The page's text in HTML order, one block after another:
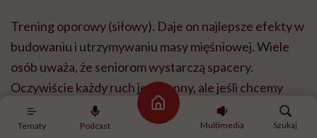
Tematy Podcast
Strona główna
Multimedia
Szukaj
Trening oporowy (siłowy). Daje on najlepsze efekty w
budowaniu i utrzymywaniu masy mięśniowej. Wiele
osób uważa, że seniorom wystarczą spacery.
Oczywiście każdy ruch jest cenny, ale jeśli chcemy
skutecznie chronić mięśnie, potrzebny jest właśnie
trening oporowy. Nie musi to być od razu siłownia –